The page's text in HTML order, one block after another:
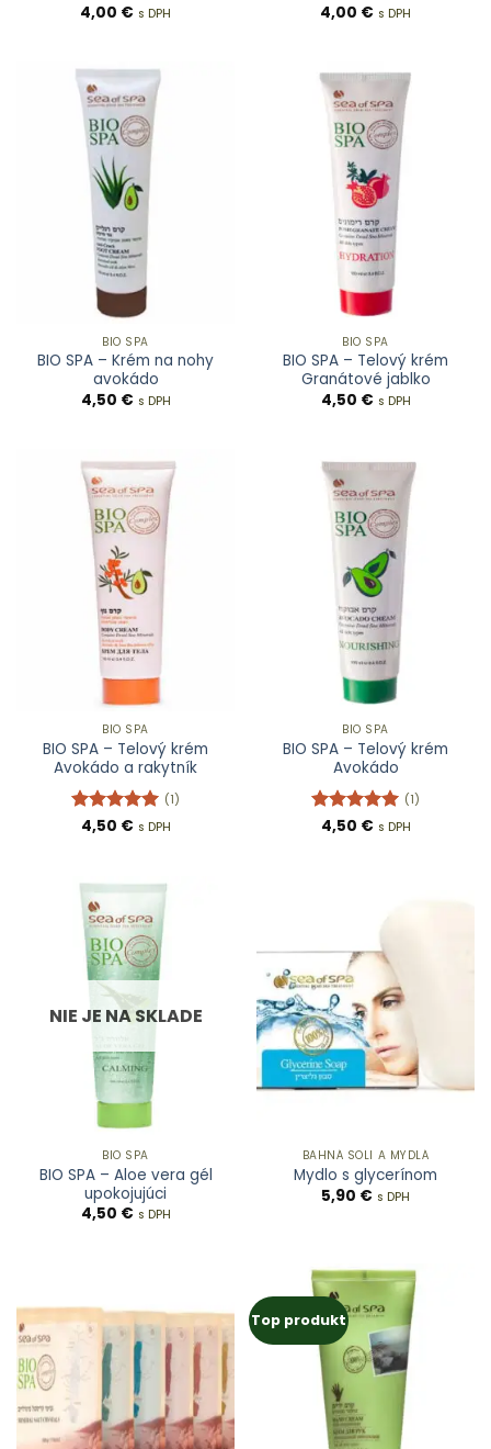
Hodnotenie
4,00 € s DPH
Hodnotenie
4,00 € s DPH
BIO SPA
BIO SPA – Krém na nohy
avokádo
4,50 € s DPH
BIO SPA
BIO SPA – Telový krém
Granátové jablko
4,50 € s DPH
BIO SPA
BIO SPA – Telový krém
Avokádo a rakytník
Hodnotenie
(1)
4,50 € s DPH
BIO SPA
BIO SPA – Telový krém
Avokádo
Hodnotenie
(1)
4,50 € s DPH
NIE JE NA SKLADE
BIO SPA
BIO SPA – Aloe vera gél
upokojujúci
4,50 € s DPH
BAHNÁ SOLI A MYDLÁ
Mydlo s glycerínom
5,90 € s DPH
Top produkt